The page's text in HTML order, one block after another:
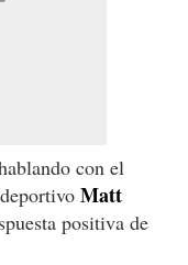
con el
Matt
positiva de